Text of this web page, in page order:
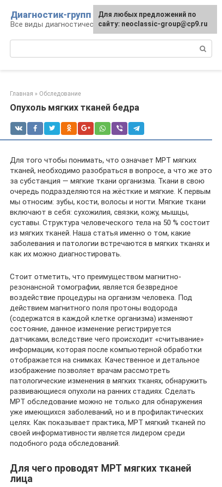
контенту
Диагностик-групп
Все виды диагностических манипуляций
Главная » Обследование
Опухоль мягких тканей бедра
Для того чтобы понимать, что означает МРТ мягких
тканей, необходимо разобраться в вопросе, а что же это
за субстанция — мягкие ткани организма. Ткани в свою
очередь подразделяются на жёсткие и мягкие. К первым
мы относим: зубы, кости, волосы и ногти. Мягкие ткани
включают в себя: сухожилия, связки, кожу, мышцы,
суставы. Структура человеческого тела на 50 % состоит
из мягких тканей. Наша статья именно о том, какие
заболевания и патологии встречаются в мягких тканях и
как их можно диагностировать.
Стоит отметить, что преимуществом магнитно-
резонансной томографии, является безвредное
воздействие процедуры на организм человека. Под
действием магнитного поля протоны водорода
(содержатся в каждой клетке организма) изменяют
состояние, данное изменение регистрируется
датчиками, вследствие чего происходит «считывание»
информации, которая после компьютерной обработки
отображается на снимках. Качественное и детальное
изображение позволяет врачам рассмотреть
патологические изменения в мягких тканях, обнаружить
развивающиеся опухоли на ранних стадиях. Сделать
МРТ обследование можно не только для обнаружения
уже имеющихся заболеваний, но и в профилактических
целях. Как показывает практика, МРТ мягкий тканей по
своей информативности является лидером среди
подобного рода обследований.
Для чего проводят МРТ мягких тканей
лица
Для любых предложений по
сайту: neoclassic-group@cp9.ru